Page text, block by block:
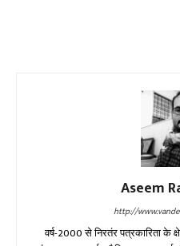
Aseem
http://
वर्ष-2000 से निरतंर पत्रकारिता के